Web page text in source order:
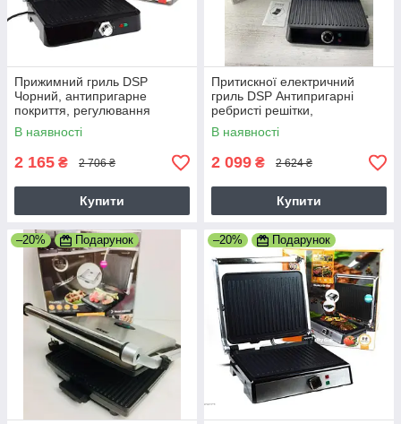
Прижимний гриль DSP
Чорний, антипригарне
покриття, регулювання
температури, відкривається
на 180 градусів
В наявності
2 165 ₴ 2 706 ₴
Купити
Притискної електричний
гриль DSP Антипригарні
ребристі решітки,
регулювання температури
1400 Ватт Silver
В наявності
2 099 ₴ 2 624 ₴
Купити
–20% Подарунок –20% Подарунок